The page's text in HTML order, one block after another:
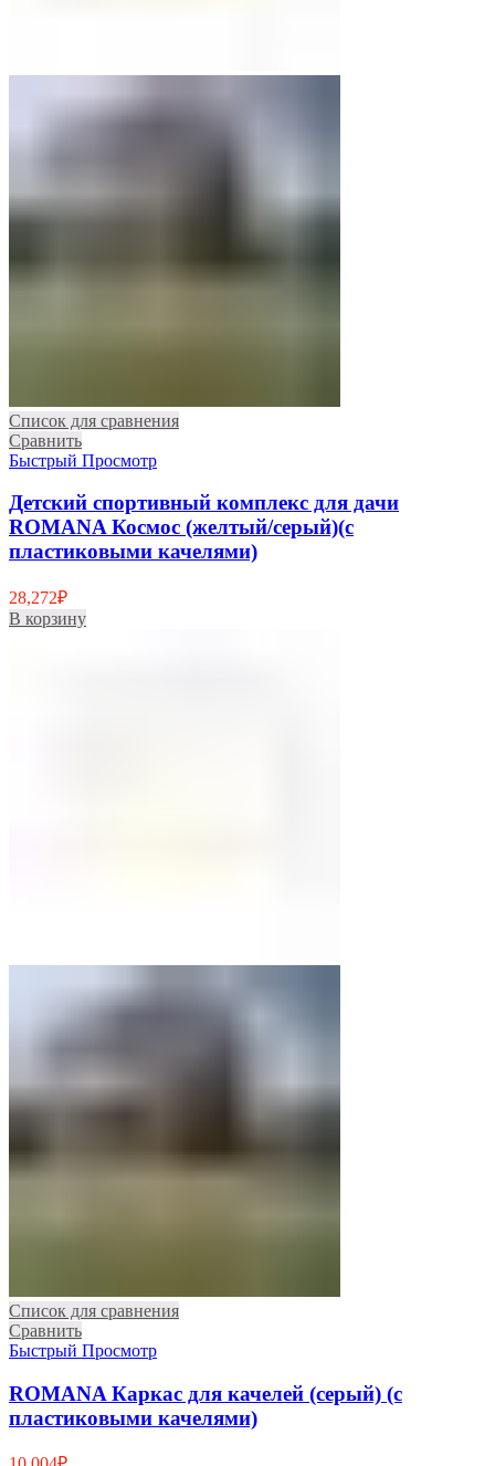
Список для сравнения
Сравнить
Быстрый Просмотр
Детский спортивный комплекс для дачи
ROMANA Космос (желтый/серый)(с
пластиковыми качелями)
28,272₽
В корзину
Список для сравнения
Сравнить
Быстрый Просмотр
ROMANA Каркас для качелей (серый) (с
пластиковыми качелями)